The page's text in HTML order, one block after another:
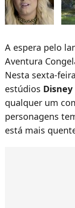
A espera pelo
Aventura
Nesta sexta-
estúdios Disney
qualquer um
personagens
está mais